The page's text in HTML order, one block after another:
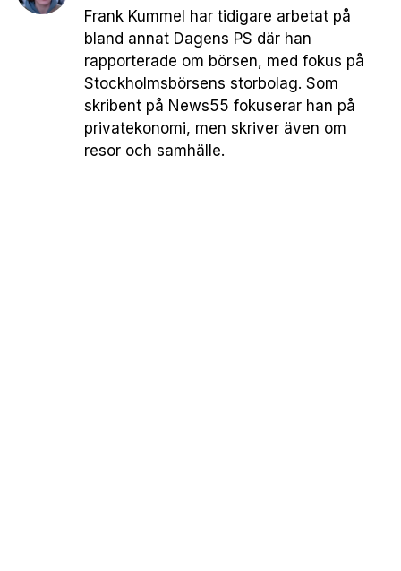
Frank Kummel har tidigare arbetat på
bland annat Dagens PS där han
rapporterade om börsen, med fokus på
Stockholmsbörsens storbolag. Som
skribent på News55 fokuserar han på
privatekonomi, men skriver även om
resor och samhälle.